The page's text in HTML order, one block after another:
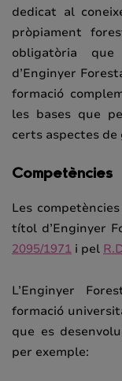
dedicat al
pròpiament
obligatòria
d’Enginyer
formació
les bases que
certs aspectes de
Competències
Les
títol d’Enginyer
2095/1971 i pel
L’Enginyer
formació
que es
per exemple: